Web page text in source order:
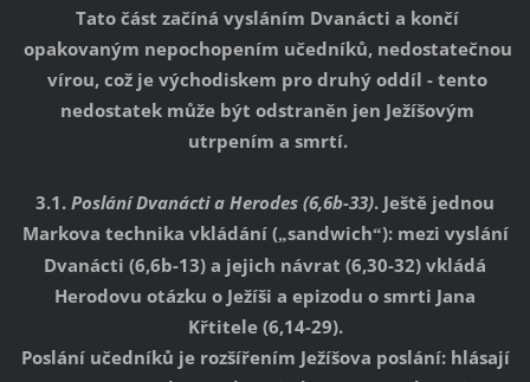
Tato část začíná vysláním Dvanácti a končí
opakovaným nepochopením učedníků, nedostatečnou
vírou, což je východiskem pro druhý oddíl - tento
nedostatek může být odstraněn jen Ježíšovým
utrpením a smrtí.
3.1. Poslání Dvanácti a Herodes (6,6b-33). Ještě jednou
Markova technika vkládání („sandwich“): mezi vyslání
Dvanácti (6,6b-13) a jejich návrat (6,30-32) vkládá
Herodovu otázku o Ježíši a epizodu o smrti Jana
Křtitele (6,14-29).
Poslání učedníků je rozšířením Ježíšova poslání: hlásají